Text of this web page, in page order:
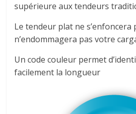
supérieure aux tendeurs
Le tendeur plat ne s’enfoncera
n’endommagera pas votre
Un code couleur permet
facilement la longueur